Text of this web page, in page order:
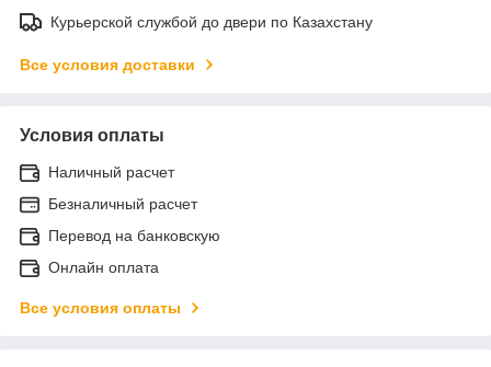
Курьерской службой до двери по Казахстану
Все условия доставки
Условия оплаты
Наличный расчет
Безналичный расчет
Перевод на банковскую
Онлайн оплата
Все условия оплаты